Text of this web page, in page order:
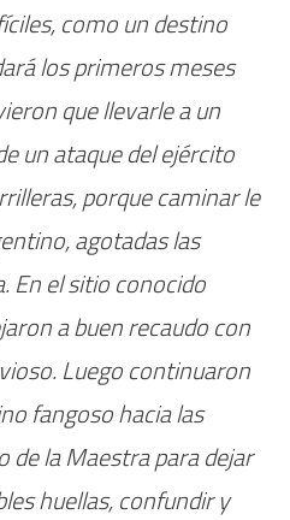
como un destino
los primeros meses
que llevarle a un
un ataque del ejército
porque caminar le
agotadas las
En el sitio conocido
a buen recaudo con
Luego continuaron
fangoso hacia las
de la Maestra para dejar
huellas, confundir y